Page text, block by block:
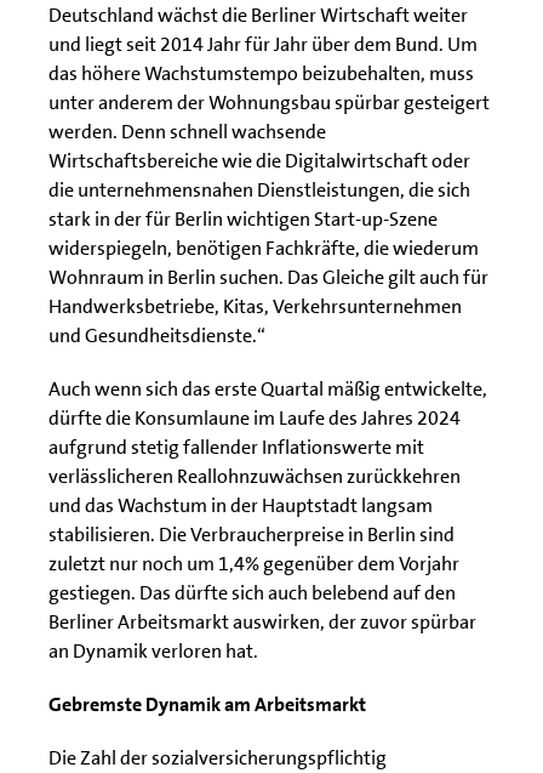
Deutschland wächst die Berliner Wirtschaft weiter
und liegt seit 2014 Jahr für Jahr über dem Bund. Um
das höhere Wachstumstempo beizubehalten, muss
unter anderem der Wohnungsbau spürbar gesteigert
werden. Denn schnell wachsende
Wirtschaftsbereiche wie die Digitalwirtschaft oder
die unternehmensnahen Dienstleistungen, die sich
stark in der für Berlin wichtigen Start-up-Szene
widerspiegeln, benötigen Fachkräfte, die wiederum
Wohnraum in Berlin suchen. Das Gleiche gilt auch für
Handwerksbetriebe, Kitas, Verkehrsunternehmen
und Gesundheitsdienste.“
Auch wenn sich das erste Quartal mäßig entwickelte,
dürfte die Konsumlaune im Laufe des Jahres 2024
aufgrund stetig fallender Inflationswerte mit
verlässlicheren Reallohnzuwächsen zurückkehren
und das Wachstum in der Hauptstadt langsam
stabilisieren. Die Verbraucherpreise in Berlin sind
zuletzt nur noch um 1,4% gegenüber dem Vorjahr
gestiegen. Das dürfte sich auch belebend auf den
Berliner Arbeitsmarkt auswirken, der zuvor spürbar
an Dynamik verloren hat.
Gebremste Dynamik am Arbeitsmarkt
Die Zahl der sozialversicherungspflichtig